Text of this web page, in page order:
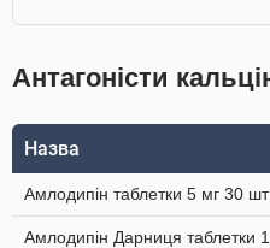
Антагоністи
Назва
Амлодипін таблетки 5 мг 30 шт
Амлодипін Дарниця таблетки